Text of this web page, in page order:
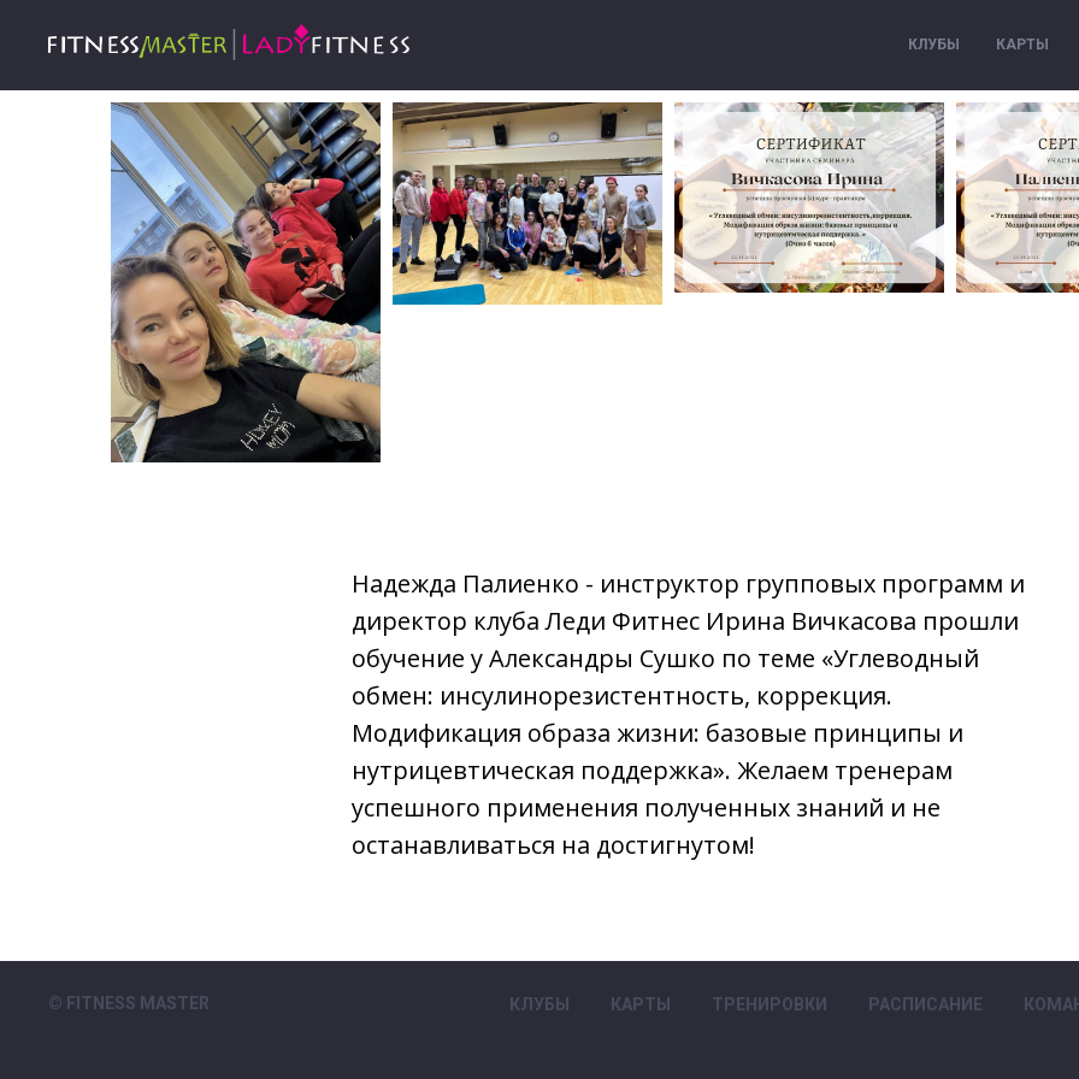
КЛУБЫ КАРТЫ
Надежда Палиенко - инструктор групповых программ и
директор клуба Леди Фитнес Ирина Вичкасова прошли
обучение у Александры Сушко по теме «Углеводный
обмен: инсулинорезистентность, коррекция.
Модификация образа жизни: базовые принципы и
нутрицевтическая поддержка». Желаем тренерам
успешного применения полученных знаний и не
останавливаться на достигнутом!
© FITNESS MASTER КЛУБЫ КАРТЫ ТРЕНИРОВКИ РАСПИСАНИЕ